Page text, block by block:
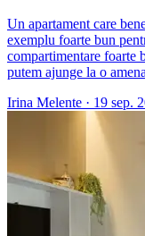
Un apartament care
exemplu foarte bun
compartimentare foarte
putem ajunge la o
Irina Melente · 19 sep.